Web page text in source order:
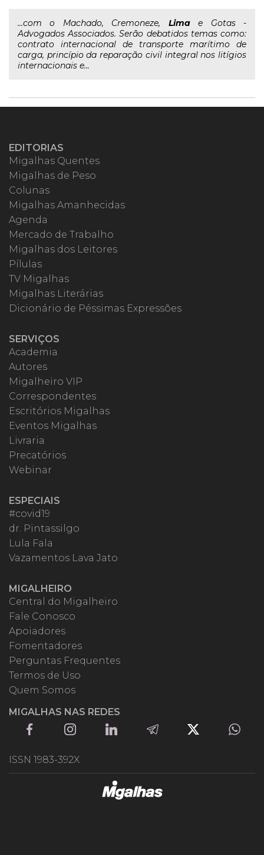
...com o Machado, Cremoneze, Limae Gotas -
Advogados Associados. Serão debatidos temas como:
contrato internacional de transporte marítimo de
carga, princípio da reparação civil integral nos litígios
internacionais e...
EDITORIAS
Migalhas Quentes
Migalhas de Peso
Colunas
Migalhas Amanhecidas
Agenda
Mercado de Trabalho
Migalhas dos Leitores
Pílulas
TV Migalhas
Migalhas Literárias
Dicionário de Péssimas Expressões
SERVIÇOS
Academia
Autores
Migalheiro VIP
Correspondentes
Escritórios Migalhas
Eventos Migalhas
Livraria
Precatórios
Webinar
ESPECIAIS
#covid19
dr. Pintassilgo
Lula Fala
Vazamentos Lava Jato
MIGALHEIRO
Central do Migalheiro
Fale Conosco
Apoiadores
Fomentadores
Perguntas Frequentes
Termos de Uso
Quem Somos
MIGALHAS NAS REDES
ISSN 1983-392X